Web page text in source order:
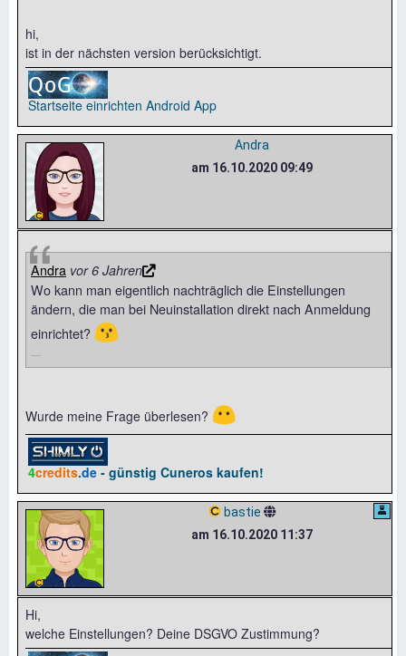
hi,
ist in der nächsten version berücksichtigt.
Startseite einrichten Android App
Andra
am 16.10.2020 09:49
Andra vor 6 Jahren
Wo kann man eigentlich nachträglich die Einstellungen
ändern, die man bei Neuinstallation direkt nach Anmeldung
einrichtet? 😗
Wurde meine Frage überlesen? 😶
4credits.de- günstig Cuneros kaufen!
bastie
am 16.10.2020 11:37
Hi,
welche Einstellungen? Deine DSGVO Zustimmung?